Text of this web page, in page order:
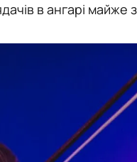
в ангарі майже з